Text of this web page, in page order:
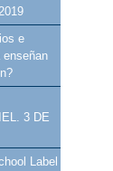
e
enseñan
3 DE
Label